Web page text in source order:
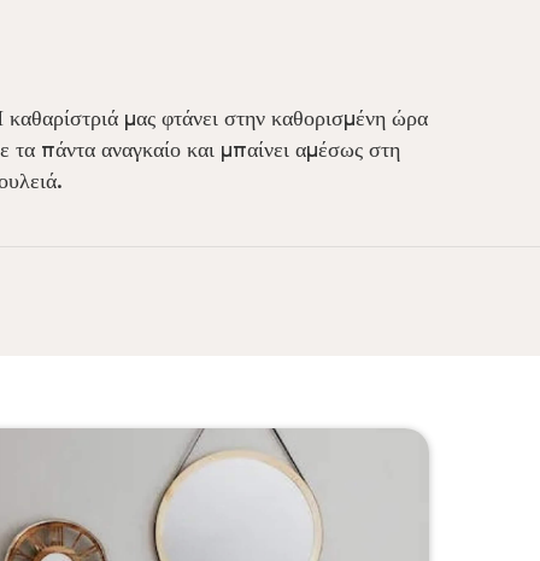
καθαρίστριά μας φτάνει στην καθορισμένη ώρα
τα πάντα αναγκαίο και μπαίνει αμέσως στη